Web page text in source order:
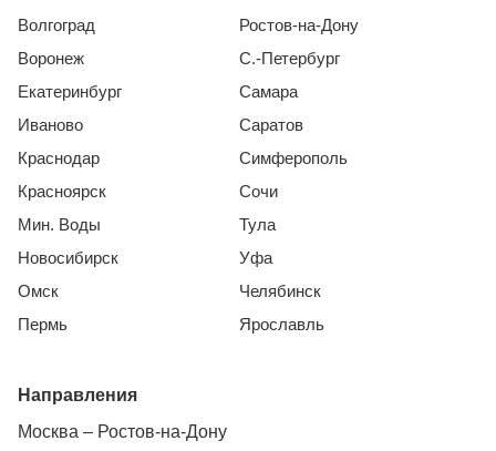
Волгоград
Воронеж
Екатеринбург
Иваново
Краснодар
Красноярск
Мин. Воды
Новосибирск
Омск
Пермь
Ростов-на-Дону
С.-Петербург
Самара
Саратов
Симферополь
Сочи
Тула
Уфа
Челябинск
Ярославль
Направления
Москва – Ростов-на-Дону